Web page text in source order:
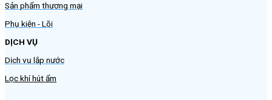
Sản phẩm thương mại
Phụ kiện - Lõi
DỊCH VỤ
Dịch vụ lắp nước
Lọc khí hút ẩm